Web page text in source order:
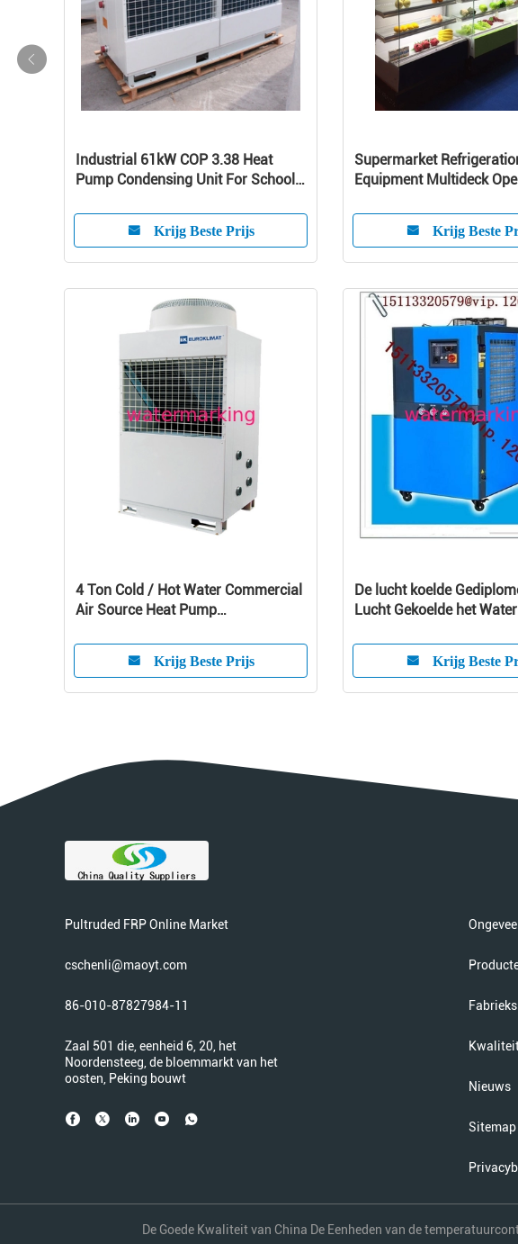
Industrial 61kW COP 3.38 Heat
Pump Condensing Unit For School /
Krijg Beste Prijs
Supermarket
Equipment Multideck
Krijg Beste
4 Ton Cold / Hot Water Commercial
Air Source Heat Pump
Krijg Beste Prijs
De lucht koelde
Lucht Gekoelde het
Krijg Beste
Pultruded FRP Online Market
cschenli@maoyt.com
86-010-87827984-11
Zaal 501 die, eenheid 6, 20, het
Noordensteeg, de bloemmarkt van het
oosten, Peking bouwt
Nieuws
Sitemap
De Goede Kwaliteit van China De Eenheden van de